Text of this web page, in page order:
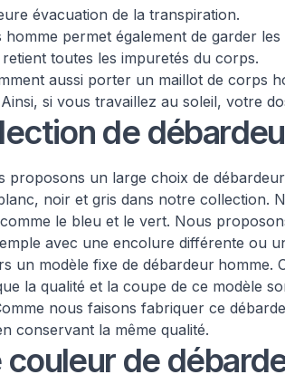
évacuation de la transpiration.
permet également de garder
toutes les impuretés du corps.
aussi porter un maillot de corps
si vous travaillez au soleil, votre
de
proposons un large choix de
noir et gris dans notre collection.
le bleu et le vert. Nous
avec une encolure différente ou
un modèle fixe de débardeur homme.
la qualité et la coupe de ce modèle
nous faisons fabriquer ce
conservant la même qualité.
couleur de